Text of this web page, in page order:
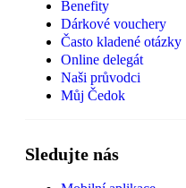
Benefity
Dárkové vouchery
Často kladené otázky
Online delegát
Naši průvodci
Můj Čedok
Sledujte nás